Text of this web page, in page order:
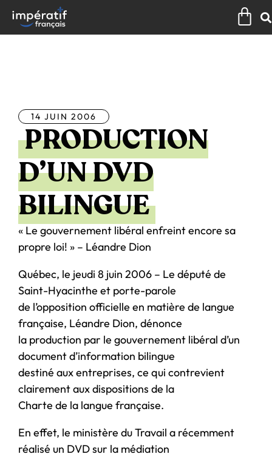
contenu
14 JUIN 2006
PRODUCTION
D’UN DVD
BILINGUE
« Le gouvernement libéral enfreint encore sa
propre loi! » – Léandre Dion
Québec, le jeudi 8 juin 2006 – Le député de
Saint-Hyacinthe et porte-parole
de l’opposition officielle en matière de langue
française, Léandre Dion, dénonce
la production par le gouvernement libéral d’un
document d’information bilingue
destiné aux entreprises, ce qui contrevient
clairement aux dispositions de la
Charte de la langue française.
En effet, le ministère du Travail a récemment
réalisé un DVD sur la médiation